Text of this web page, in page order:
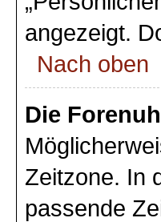
angezeigt.
Nach oben
Die
Zeitzone. In
passende